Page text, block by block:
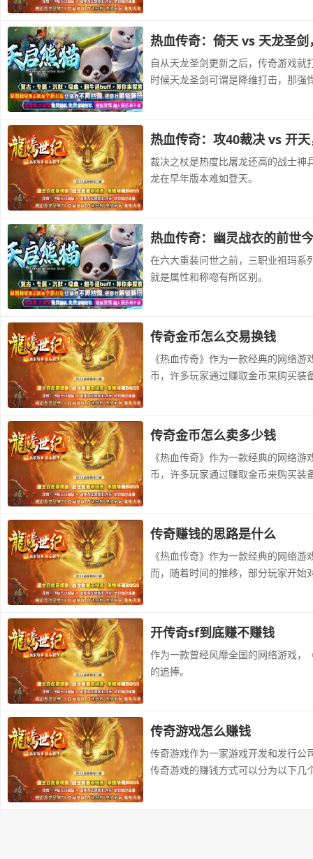
热血传奇：倚天 vs 天龙圣
自从天龙圣剑更新之后，传奇游戏
时候天龙圣剑可谓是降维打击，那强
热血传奇：攻40裁决 vs 开
裁决之杖是热度比屠龙还高的战士神
龙在早年版本难如登天。
热血传奇：幽灵战衣的前世
在六大重装问世之前，三职业祖玛系
就是属性和称唿有所区别。
传奇金币怎么交易换钱
《热血传奇》作为一款经典的网络
币，许多玩家通过赚取金币来购买装
传奇金币怎么卖多少钱
《热血传奇》作为一款经典的网络
币，许多玩家通过赚取金币来购买装
传奇赚钱的思路是什么
《热血传奇》作为一款经典的网络
而，随着时间的推移，部分玩家开始
开传奇sf到底赚不赚钱
作为一款曾经风靡全国的网络游戏，
的追捧。
传奇游戏怎么赚钱
传奇游戏作为一家游戏开发和发行公
传奇游戏的赚钱方式可以分为以下几